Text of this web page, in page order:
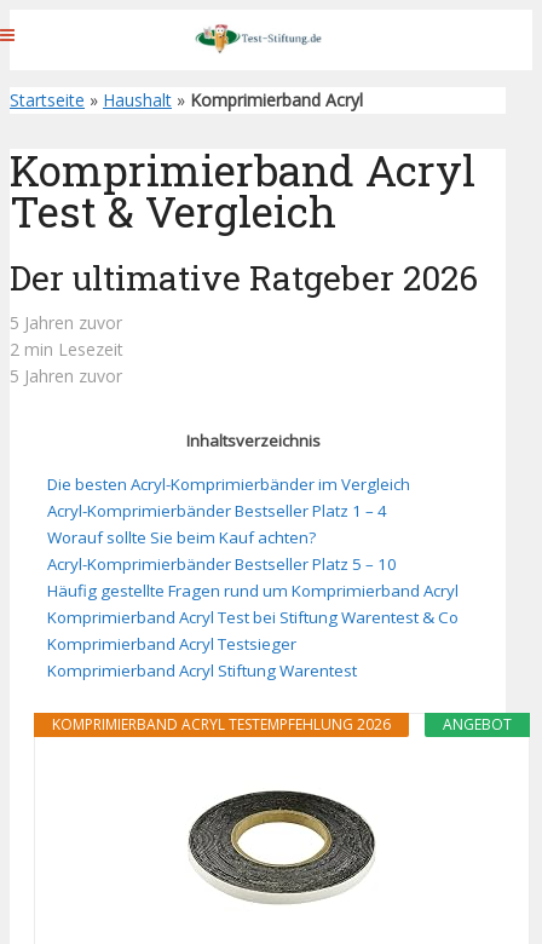
Startseite » Haushalt » Komprimierband Acryl
Komprimierband Acryl
Test & Vergleich
Der ultimative Ratgeber 2026
5 Jahren zuvor
2 min Lesezeit
5 Jahren zuvor
Inhaltsverzeichnis
Die besten Acryl-Komprimierbänder im Vergleich
Acryl-Komprimierbänder Bestseller Platz 1 – 4
Worauf sollte Sie beim Kauf achten?
Acryl-Komprimierbänder Bestseller Platz 5 – 10
Häufig gestellte Fragen rund um Komprimierband Acryl
Komprimierband Acryl Test bei Stiftung Warentest & Co
Komprimierband Acryl Testsieger
Komprimierband Acryl Stiftung Warentest
ANGEBOT
KOMPRIMIERBAND ACRYL TESTEMPFEHLUNG 2026